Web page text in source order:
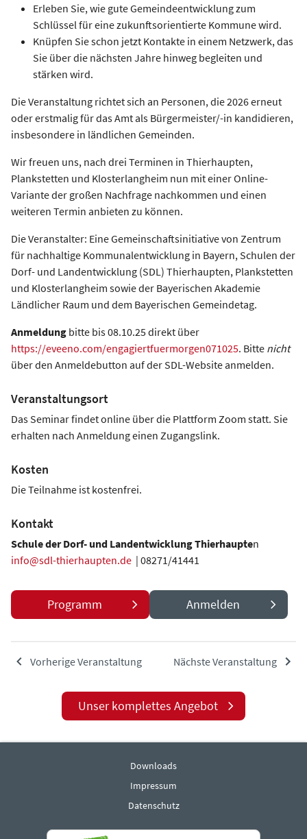
Erleben Sie, wie gute Gemeindeentwicklung zum
Schlüssel für eine zukunftsorientierte Kommune wird.
Knüpfen Sie schon jetzt Kontakte in einem Netzwerk, das
Sie über die nächsten Jahre hinweg begleiten und
stärken wird.
Die Veranstaltung richtet sich an Personen, die 2026 erneut
oder erstmalig für das Amt als Bürgermeister/-in kandidieren,
insbesondere in ländlichen Gemeinden.
Wir freuen uns, nach drei Terminen in Thierhaupten,
Plankstetten und Klosterlangheim nun mit einer Online-
Variante der großen Nachfrage nachkommen und einen
weiteren Termin anbieten zu können.
Die Veranstalter: Eine Gemeinschaftsinitiative von Zentrum
für nachhaltige Kommunalentwicklung in Bayern, Schulen der
Dorf- und Landentwicklung (SDL) Thierhaupten, Plankstetten
und Klosterlangheim sowie der Bayerischen Akademie
Ländlicher Raum und dem Bayerischen Gemeindetag.
Anmeldung bitte bis 08.10.25 direkt über
https://eveeno.com/engagiertfuermorgen071025. Bitte nicht
über den Anmeldebutton auf der SDL-Website anmelden.
Veranstaltungsort
Das Seminar findet online über die Plattform Zoom statt. Sie
erhalten nach Anmeldung einen Zugangslink.
Kosten
Die Teilnahme ist kostenfrei.
Kontakt
Schule der Dorf- und Landentwicklung Thierhaupten
info@sdl-thierhaupten.de | 08271/41441
Programm Anmelden
Vorherige Veranstaltung Nächste Veranstaltung
Unser komplettes Angebot
Downloads
Impressum
Datenschutz